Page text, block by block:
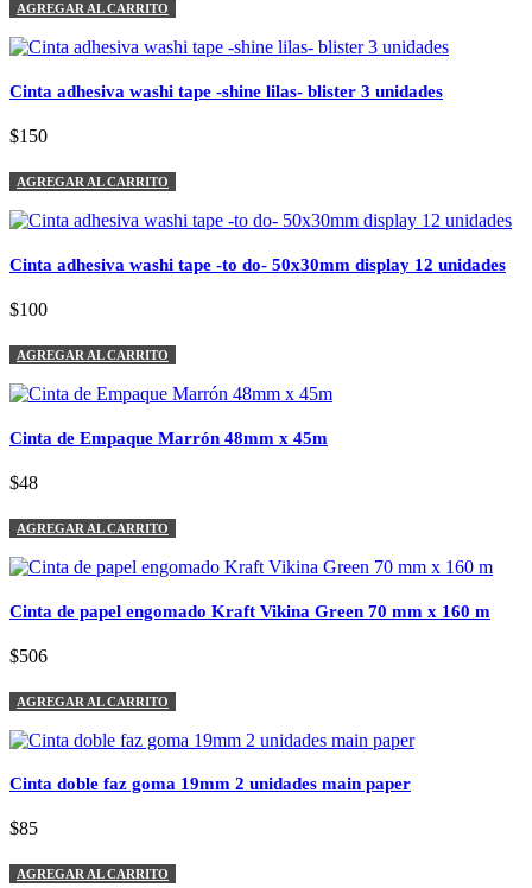
AGREGAR AL CARRITO
Cinta adhesiva washi tape -shine lilas- blister 3 unidades
$150
AGREGAR AL CARRITO
Cinta adhesiva washi tape -to do- 50x30mm display 12 unidades
$100
AGREGAR AL CARRITO
Cinta de Empaque Marrón 48mm x 45m
$48
AGREGAR AL CARRITO
Cinta de papel engomado Kraft Vikina Green 70 mm x 160 m
$506
AGREGAR AL CARRITO
Cinta doble faz goma 19mm 2 unidades main paper
$85
AGREGAR AL CARRITO